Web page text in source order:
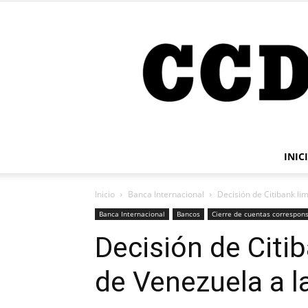
Inicio Banca Internacional Decisión de Citibank
Banca Internacional Bancos Cierre de cuentas
Decisión de
de Venezuela a